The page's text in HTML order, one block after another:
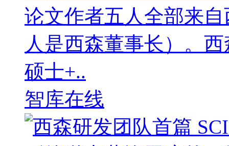
论文作者五人全部来
人是西森董事长）。
硕士+..
智库在线